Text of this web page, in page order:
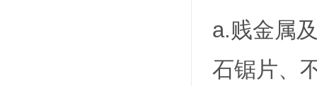
a.贱金属
石锯片、